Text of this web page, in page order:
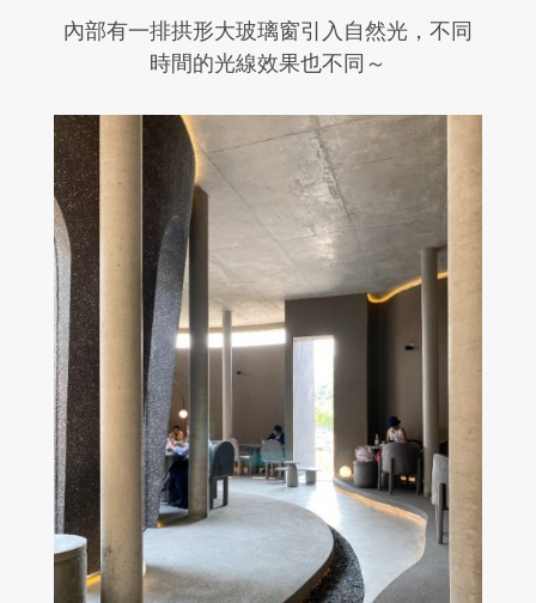
內部有一排拱形大玻璃窗引入自然光，不同
時間的光線效果也不同～